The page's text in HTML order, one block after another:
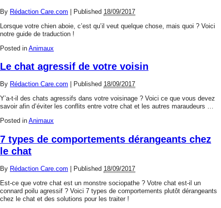
By Rédaction Care.com Published 18/09/2017
Lorsque votre chien aboie, c’est qu’il veut quelque chose, mais quoi ? Voici
notre guide de traduction !
Posted in Animaux
Le chat agressif de votre voisin
By Rédaction Care.com Published 18/09/2017
Y’a-t-il des chats agressifs dans votre voisinage ? Voici ce que vous devez
savoir afin d’éviter les conflits entre votre chat et les autres maraudeurs …
Posted in Animaux
7 types de comportements dérangeants chez
le chat
By Rédaction Care.com | Published 18/09/2017
Est-ce que votre chat est un monstre sociopathe ? Votre chat est-il un
connard poilu agressif ? Voici 7 types de comportements plutôt dérangeants
chez le chat et des solutions pour les traiter !